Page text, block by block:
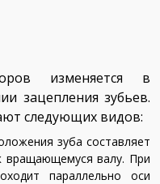
изменяется в
зацепления зубьев.
следующих видов:
зуба составляет
валу. При
параллельно оси